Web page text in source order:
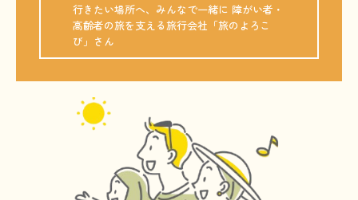
行きたい場所へ、みんなで一緒に 障がい者・
高齢者の旅を支える旅行会社「旅のよろこ
び」さん